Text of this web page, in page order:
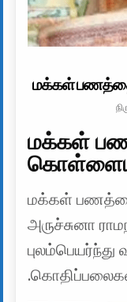
மக்கள்
மக்கள்
மக்கள்
அருச்சுனா